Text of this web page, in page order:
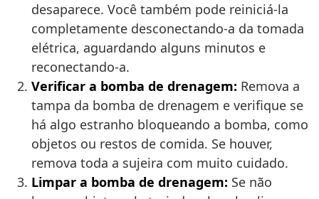
desaparece. Você também pode reiniciá-la
completamente desconectando-a da tomada
elétrica, aguardando alguns minutos e
reconectando-a.
Verificar a bomba de drenagem: Remova a
tampa da bomba de drenagem e verifique se
há algo estranho bloqueando a bomba, como
objetos ou restos de comida. Se houver,
remova toda a sujeira com muito cuidado.
Limpar a bomba de drenagem: Se não